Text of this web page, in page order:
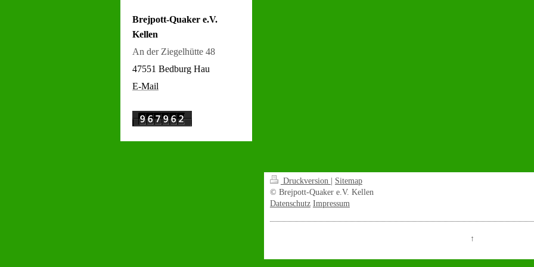
Brejpott-Quaker e.V.
Kellen
An der Ziegelhütte 48
47551 Bedburg Hau
E-Mail
Druckversion
Sitemap
© Brejpott-Quaker e.V. Kellen
Datenschutz Impressum
↑